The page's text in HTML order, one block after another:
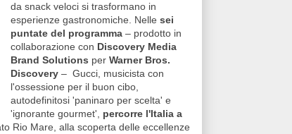
da snack veloci si trasformano in
esperienze gastronomiche. Nelle sei
puntate del programma – prodotto in
collaborazione con Discovery Media
Brand Solutions per Warner Bros.
Discovery – Gucci, musicista con
l'ossessione per il buon cibo,
autodefinitosi 'paninaro per scelta' e
'ignorante gourmet', percorre l'Italia a
Rio Mare, alla scoperta delle eccellenze